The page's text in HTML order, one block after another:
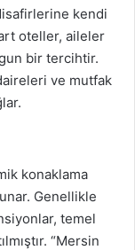
kendi
oteller, aileler
bir tercihtir.
ve mutfak
konaklama
Genellikle
temel
“Mersin